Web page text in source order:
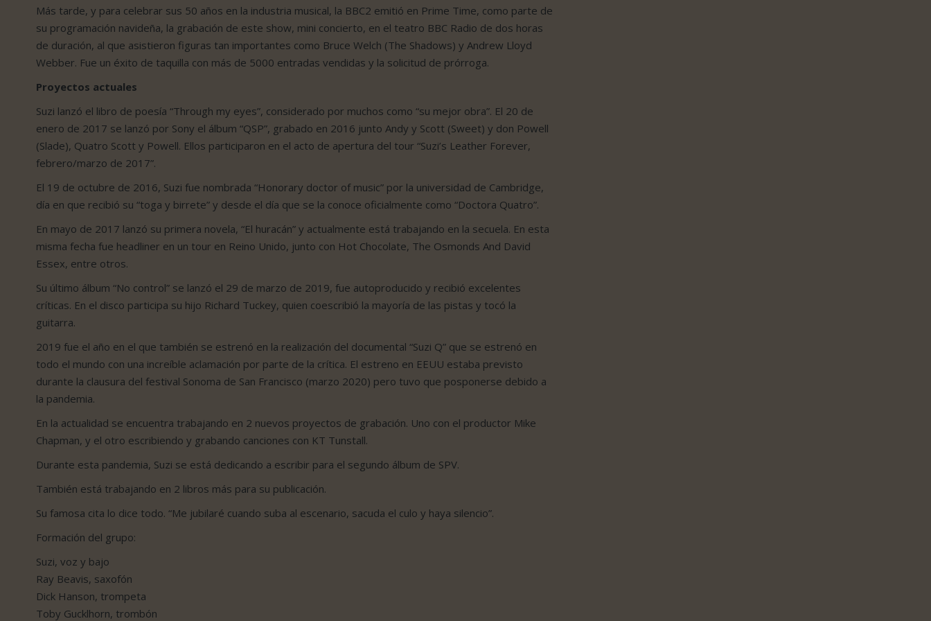
Más tarde, y para celebrar sus 50 años en la industria musical, la BBC2 emitió en Prime Time, como parte de
su programación navideña, la grabación de este show, mini concierto, en el teatro BBC Radio de dos horas
de duración, al que asistieron figuras tan importantes como Bruce Welch (The Shadows) y Andrew Lloyd
Webber. Fue un éxito de taquilla con más de 5000 entradas vendidas y la solicitud de prórroga.
Proyectos actuales
Suzi lanzó el libro de poesía “Through my eyes”, considerado por muchos como “su mejor obra”. El 20 de
enero de 2017 se lanzó por Sony el álbum “QSP”, grabado en 2016 junto Andy y Scott (Sweet) y don Powell
(Slade), Quatro Scott y Powell. Ellos participaron en el acto de apertura del tour “Suzi’s Leather Forever,
febrero/marzo de 2017”.
El 19 de octubre de 2016, Suzi fue nombrada “Honorary doctor of music” por la universidad de Cambridge,
día en que recibió su “toga y birrete” y desde el día que se la conoce oficialmente como “Doctora Quatro”.
En mayo de 2017 lanzó su primera novela, “El huracán” y actualmente está trabajando en la secuela. En esta
misma fecha fue headliner en un tour en Reino Unido, junto con Hot Chocolate, The Osmonds And David
Essex, entre otros.
Su último álbum “No control” se lanzó el 29 de marzo de 2019, fue autoproducido y recibió excelentes
críticas. En el disco participa su hijo Richard Tuckey, quien coescribió la mayoría de las pistas y tocó la
guitarra.
2019 fue el año en el que también se estrenó en la realización del documental “Suzi Q” que se estrenó en
todo el mundo con una increíble aclamación por parte de la crítica. El estreno en EEUU estaba previsto
durante la clausura del festival Sonoma de San Francisco (marzo 2020) pero tuvo que posponerse debido a
la pandemia.
En la actualidad se encuentra trabajando en 2 nuevos proyectos de grabación. Uno con el productor Mike
Chapman, y el otro escribiendo y grabando canciones con KT Tunstall.
Durante esta pandemia, Suzi se está dedicando a escribir para el segundo álbum de SPV.
También está trabajando en 2 libros más para su publicación.
Su famosa cita lo dice todo. “Me jubilaré cuando suba al escenario, sacuda el culo y haya silencio”.
Formación del grupo:
Suzi, voz y bajo
Ray Beavis, saxofón
Dick Hanson, trompeta
Toby Gucklhorn, trombón